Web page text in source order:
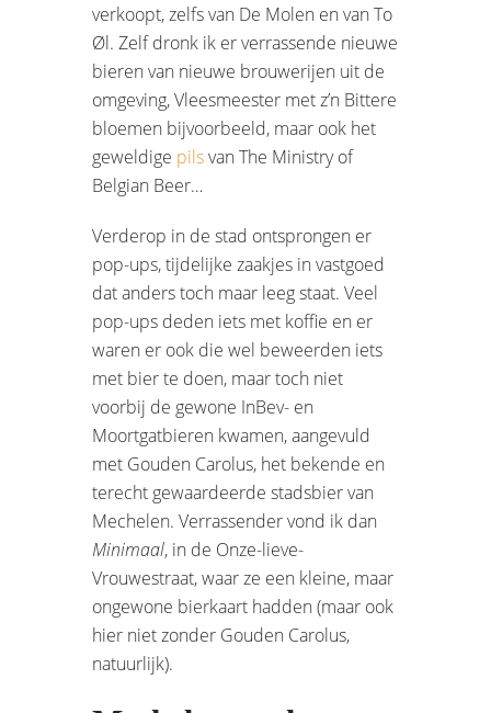
verkoopt, zelfs van De Molen en van To
Øl. Zelf dronk ik er verrassende nieuwe
bieren van nieuwe brouwerijen uit de
omgeving, Vleesmeester met z’n Bittere
bloemen bijvoorbeeld, maar ook het
geweldige pilsvan The Ministry of
Belgian Beer…
Verderop in de stad ontsprongen er
pop-ups, tijdelijke zaakjes in vastgoed
dat anders toch maar leeg staat. Veel
pop-ups deden iets met koffie en er
waren er ook die wel beweerden iets
met bier te doen, maar toch niet
voorbij de gewone InBev- en
Moortgatbieren kwamen, aangevuld
met Gouden Carolus, het bekende en
terecht gewaardeerde stadsbier van
Mechelen. Verrassender vond ik dan
Minimaal, in de Onze-lieve-
Vrouwestraat, waar ze een kleine, maar
ongewone bierkaart hadden (maar ook
hier niet zonder Gouden Carolus,
natuurlijk).